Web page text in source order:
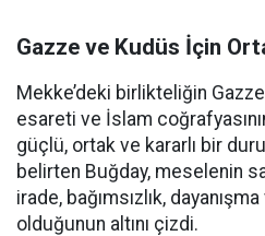
Gazze ve Kudüs İçin
Mekke’deki birlikteliğin
esareti ve İslam
güçlü, ortak ve kararlı bir
belirten Buğday, meselenin
irade, bağımsızlık,
olduğunun altını çizdi.